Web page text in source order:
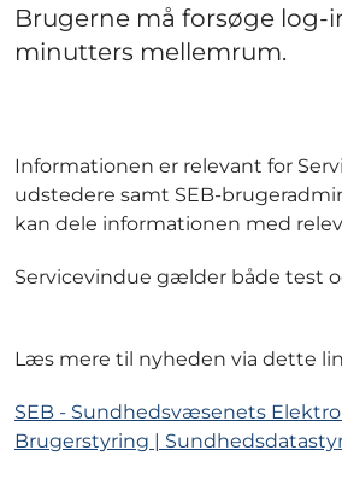
Brugerne må forsøge log-
minutters mellemrum.
Informationen er relevant for
udstedere samt SEB-
kan dele informationen med
Servicevindue gælder både test
Læs mere til nyheden via dette
SEB - Sundhedsvæsenets
Brugerstyring |